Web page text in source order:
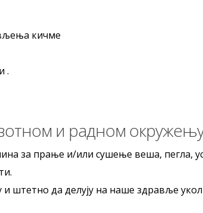
кичме
.
и радном
за прање и/или сушење веша, пегла,
штетно да делују на наше здравље